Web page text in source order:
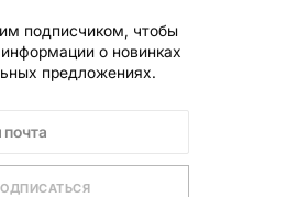
подписчиком, чтобы
о новинках
предложениях.